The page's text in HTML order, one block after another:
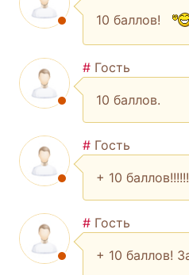
10 баллов!
# Гость
10 баллов.
# Гость
+ 10
# Гость
+ 10 баллов!